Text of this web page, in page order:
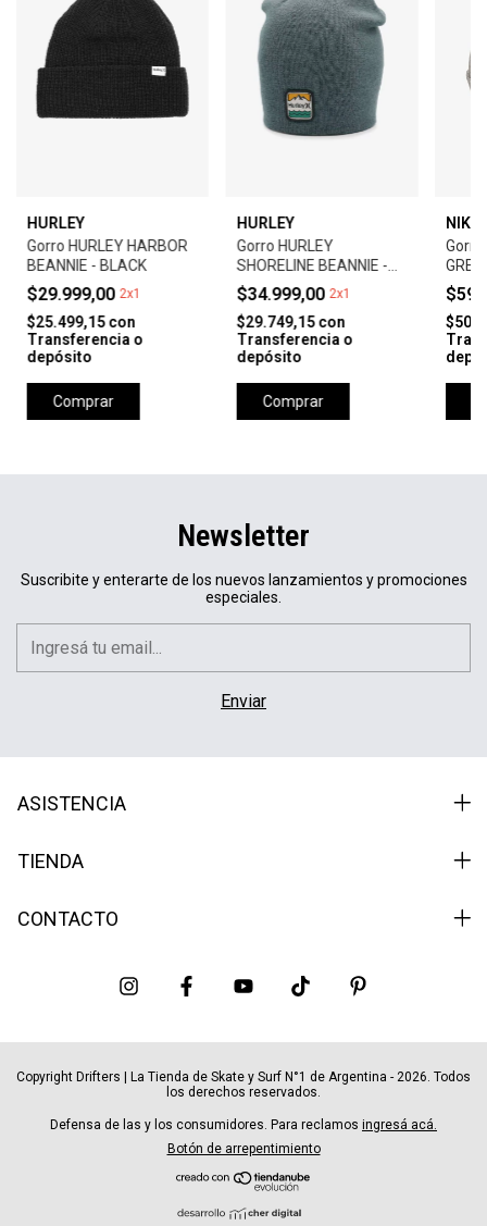
HURLEY
Gorro HURLEY HARBOR
BEANNIE - BLACK
$29.999,00 2x1
$25.499,15con
Transferencia o
depósito
Comprar
HURLEY
Gorro HURLEY
SHORELINE BEANNIE -
NAVY
$34.999,00 2x1
$29.749,15con
Transferencia o
depósito
Comprar
NIKE
Gorro
Newsletter
Suscribite y enterarte de los nuevos lanzamientos y promociones
especiales.
ASISTENCIA
TIENDA
CONTACTO
Copyright Drifters | La Tienda de Skate y Surf N°1 de Argentina - 2026. Todos
los derechos reservados.
Defensa de las y los consumidores. Para reclamos ingresá acá.
Botón de arrepentimiento